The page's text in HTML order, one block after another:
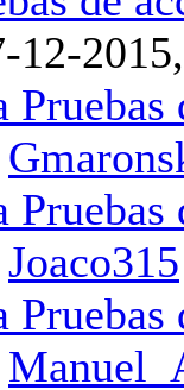
12-
Joaco315